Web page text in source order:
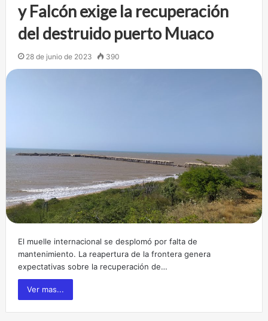
y Falcón exige la recuperación
del destruido puerto Muaco
28 de junio de 2023 390
El muelle internacional se desplomó por falta de
mantenimiento. La reapertura de la frontera genera
expectativas sobre la recuperación de…
Ver mas...